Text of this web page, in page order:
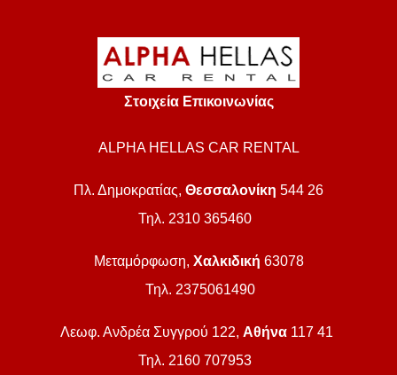
Στοιχεία Επικοινωνίας
ALPHA HELLAS CAR RENTAL
Πλ. Δημοκρατίας, Θεσσαλονίκη 544 26
Τηλ. 2310 365460
Μεταμόρφωση, Χαλκιδική 63078
Τηλ. 2375061490
Λεωφ. Ανδρέα Συγγρού 122, Αθήνα 117 41
Τηλ. 2160 707953